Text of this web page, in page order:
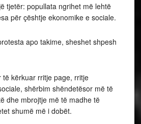
tjetër: popullata ngrihet më lehtë
për çështje ekonomike e sociale.
apo takime, sheshet shpesh
të kërkuar rritje page, rritje
shërbim shëndetësor më të
dhe mbrojtje më të madhe të
shumë më i dobët.